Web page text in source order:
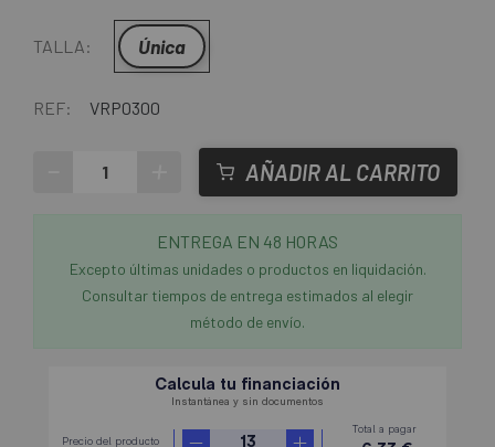
TALLA: Única
REF: VRP0300
AÑADIR AL CARRITO
ENTREGA EN 48 HORAS
Excepto últimas unidades o productos en liquidación.
Consultar tiempos de entrega estimados al elegir
método de envío.